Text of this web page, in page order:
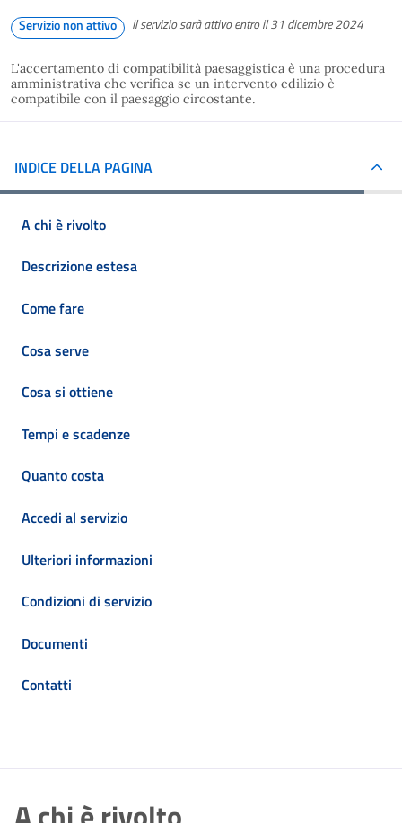
Servizio non attivo Il servizio sarà attivo entro il 31 dicembre 2024
L'accertamento di compatibilità paesaggistica è una procedura
amministrativa che verifica se un intervento edilizio è
compatibile con il paesaggio circostante.
INDICE DELLA PAGINA
A chi è rivolto
Descrizione estesa
Come fare
Cosa serve
Cosa si ottiene
Tempi e scadenze
Quanto costa
Accedi al servizio
Ulteriori informazioni
Condizioni di servizio
Documenti
Contatti